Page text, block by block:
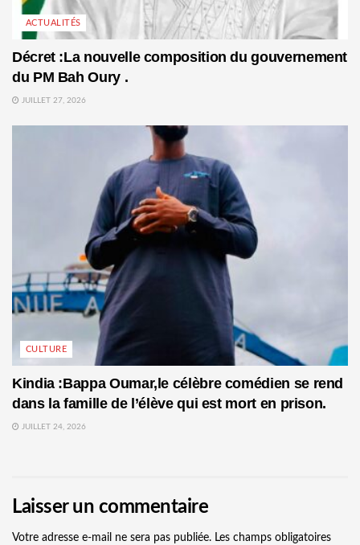
ACTUALITÉS
Décret :La nouvelle composition du gouvernement
du PM Bah Oury .
JUILLET 27, 2026
CULTURE
Kindia :Bappa Oumar,le célèbre comédien se rend
dans la famille de l’élève qui est mort en prison.
JUILLET 24, 2026
Laisser un commentaire
Votre adresse e-mail ne sera pas publiée. Les champs obligatoires